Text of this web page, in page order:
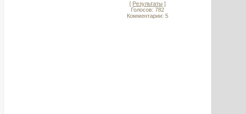
[ Результаты ]
Голосов: 782
Комментарии: 5